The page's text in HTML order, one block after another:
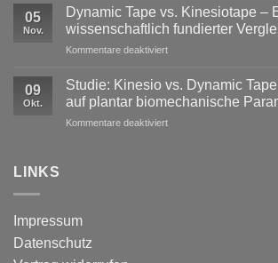
reine
Stabilisation
ausreicht
versus
neurophysiologische
Wirkungen
von
05
Nov.
Dynamic Tape vs. Kinesiotape –
wissenschaftlich fundierter
Kommentare deaktiviertfür
Tape
Kinesiotape
–
09
Okt.
Studie: Kinesio vs. Dynamic
auf plantar biomechanische
Kommentare deaktiviertfür
LINKS
Impressum
Datenschutz